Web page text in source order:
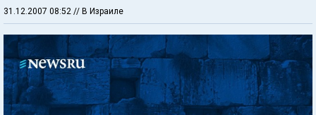
31.12.2007 08:52 // В Израиле